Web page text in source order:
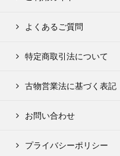
よくあるご質問
特定商取引法について
古物営業法に基づく表記
お問い合わせ
プライバシーポリシー